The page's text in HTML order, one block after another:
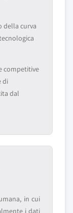
della curva
competitive
di
dal
in cui
i dati